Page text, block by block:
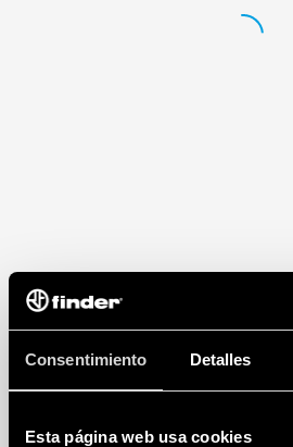
Consentimiento Detalles
Esta página web usa cookies